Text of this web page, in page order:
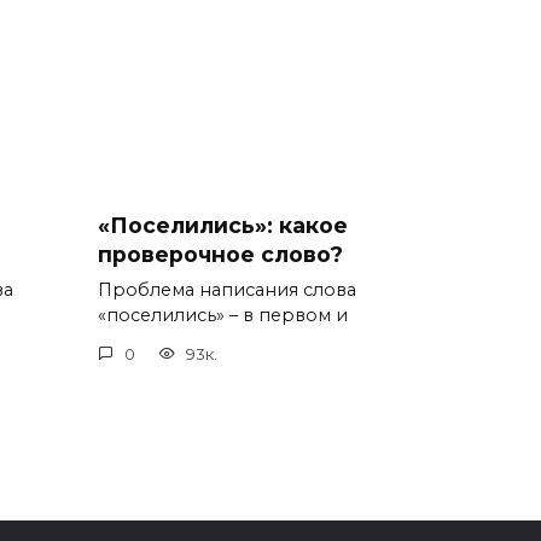
«Поселились»: какое
проверочное слово?
Проблема написания слова
«поселились» – в первом и
0 93к.